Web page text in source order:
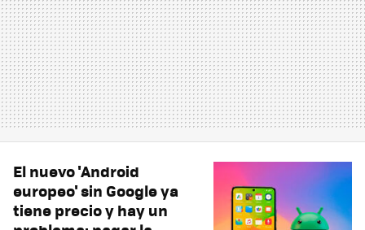
El nuevo 'Android
europeo' sin Google ya
tiene precio y hay un